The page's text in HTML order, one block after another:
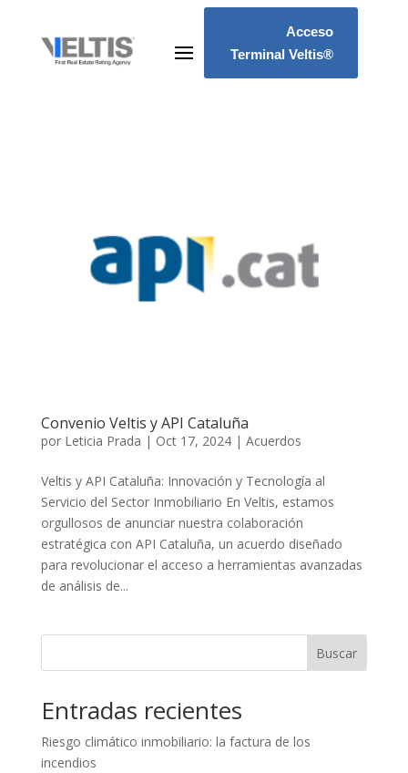
Acceso
Terminal Veltis®
Convenio Veltis y API Cataluña
por Leticia Prada | Oct 17, 2024| Acuerdos
Veltis y API Cataluña: Innovación y Tecnología al
Servicio del Sector Inmobiliario En Veltis, estamos
orgullosos de anunciar nuestra colaboración
estratégica con API Cataluña, un acuerdo diseñado
para revolucionar el acceso a herramientas avanzadas
de análisis de...
Buscar
Entradas recientes
Riesgo climático inmobiliario: la factura de los
incendios